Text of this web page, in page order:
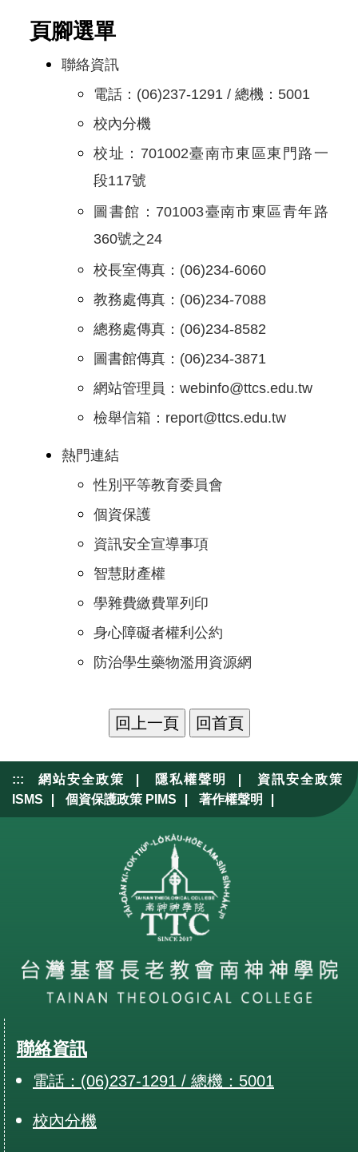
頁腳選單
聯絡資訊
電話：(06)237-1291 / 總機：5001
校內分機
校址：701002臺南市東區東門路一
段117號
圖書館：701003臺南市東區青年路
360號之24
校長室傳真：(06)234-6060
教務處傳真：(06)234-7088
總務處傳真：(06)234-8582
圖書館傳真：(06)234-3871
網站管理員：webinfo@ttcs.edu.tw
檢舉信箱：report@ttcs.edu.tw
熱門連結
性別平等教育委員會
個資保護
資訊安全宣導事項
智慧財產權
學雜費繳費單列印
身心障礙者權利公約
防治學生藥物濫用資源網
::: 網站安全政策 | 隱私權聲明 |
資訊安全政策
ISMS
| 個資保護政策 PIMS | 著作權聲明 |
聯絡資訊
電話：(06)237-1291 / 總機：5001
校內分機